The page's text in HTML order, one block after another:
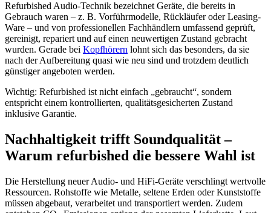
Refurbished Audio-Technik bezeichnet Geräte, die bereits in
Gebrauch waren – z. B. Vorführmodelle, Rückläufer oder Leasing-
Ware – und von professionellen Fachhändlern umfassend geprüft,
gereinigt, repariert und auf einen neuwertigen Zustand gebracht
wurden. Gerade bei Kopfhörern lohnt sich das besonders, da sie
nach der Aufbereitung quasi wie neu sind und trotzdem deutlich
günstiger angeboten werden.
Wichtig: Refurbished ist nicht einfach „gebraucht“, sondern
entspricht einem kontrollierten, qualitätsgesicherten Zustand
inklusive Garantie.
Nachhaltigkeit trifft Soundqualität –
Warum refurbished die bessere Wahl ist
Die Herstellung neuer Audio- und HiFi-Geräte verschlingt wertvolle
Ressourcen. Rohstoffe wie Metalle, seltene Erden oder Kunststoffe
müssen abgebaut, verarbeitet und transportiert werden. Zudem